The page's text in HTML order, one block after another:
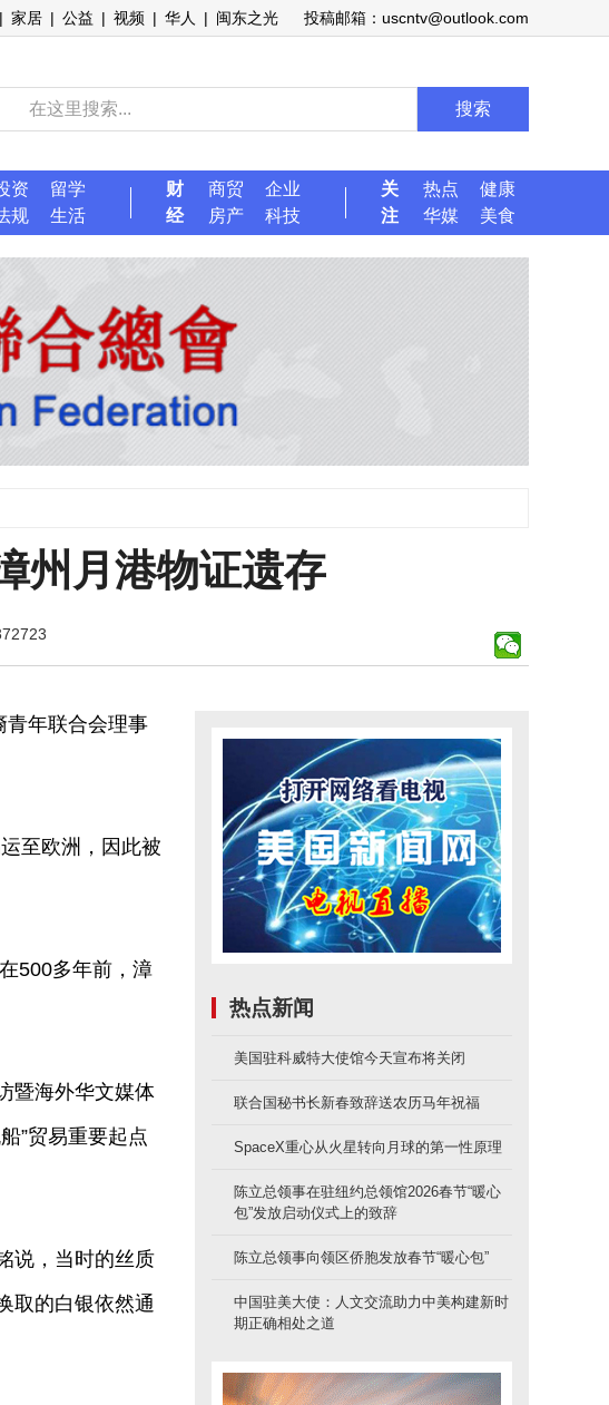
| 家居 | 公益 | 视频 | 华人 | 闽东之光 投稿邮箱：uscntv@outlook.com
搜索
资
留学
规
生活
财
经
商贸
企业
房产
科技
关
注
热点
健康
华媒
美食
州月港物证遗存
年联合会理事
至欧洲，因此被
500多年前，漳
暨海外华文媒体
”贸易重要起点
说，当时的丝质
取的白银依然通
热点新闻
美国驻科威特大使馆今天宣布将关闭
联合国秘书长新春致辞送农历马年祝福
SpaceX重心从火星转向月球的第一性原理
陈立总领事在驻纽约总领馆2026春节“暖心
包”发放启动仪式上的致辞
陈立总领事向领区侨胞发放春节“暖心包”
中国驻美大使：人文交流助力中美构建新时
期正确相处之道